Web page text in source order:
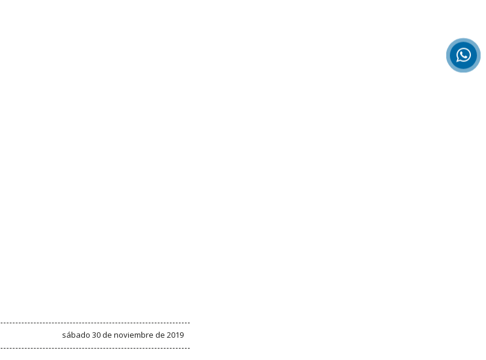
sábado 30 de noviembre de 2019